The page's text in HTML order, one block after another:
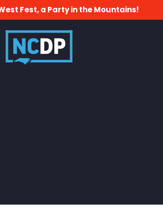
Fest, a Party in the Mountains!